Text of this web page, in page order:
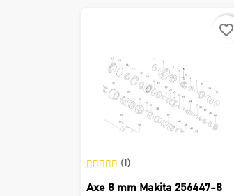
favorite_border
(1)
Axe 8 mm Makita 256447-8